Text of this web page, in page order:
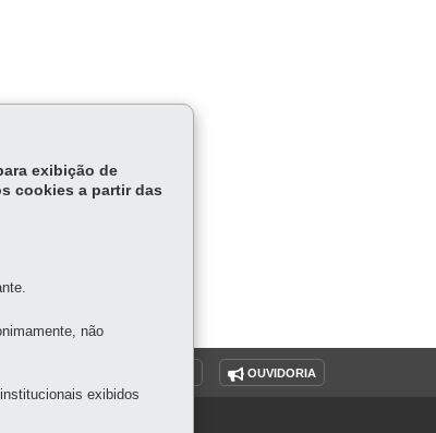
OUVIDORIA
exibição de
cookies a partir das
não
exibidos